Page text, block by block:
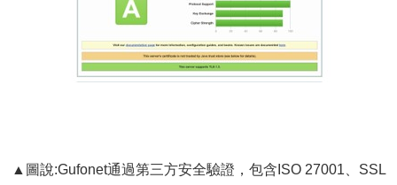
▲圖說:Gufonet通過第三方安全驗證，包含ISO 27001、SSL